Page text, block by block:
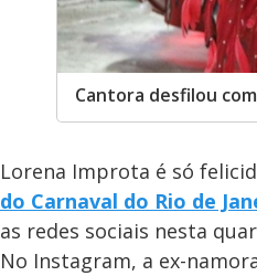
Cantora desfilou
Lorena Improta é só
do Carnaval do Rio de
as redes sociais nesta
No Instagram, a ex-